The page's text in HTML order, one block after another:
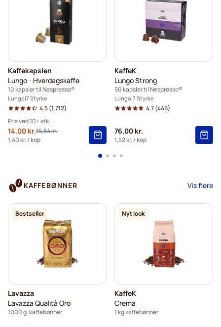
Kaffekapslen
Lungo - Hverdagskaffe
10 kapsler til Nespresso®
Lungo 7 Styrke
4.5(1.712)
Pris ved 10+ stk.
Tilbudspris
14,00 kr.Normalpris
15,54 kr.
1,40 kr./ kop
10+ =14,00 kr.
KaffeK
Lungo Strong
50 kapsler til Nespresso®
Lungo 7 Styrke
4.7(446)
76,00 kr.
1,52 kr./ kop
KAFFEBØNNER Vis flere
Bestseller
Lavazza
Lavazza Qualità Oro
1000 g. kaffebønner
Nyt look
KaffeK
Crema
1 kg kaffebønner